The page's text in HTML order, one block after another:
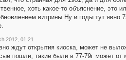
хоть какое-то объяснение, это
витрины.Ну и годы тут явно
2012, 01:21
ждут открытия киоска, может не
пошли, такие были в 77-79г может от